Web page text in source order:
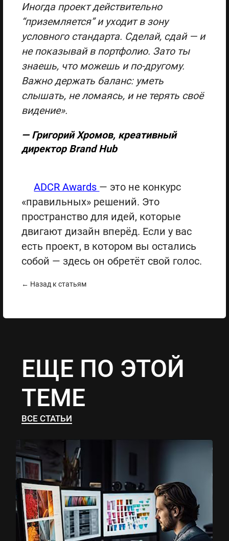
Иногда проект действительно
“приземляется” и уходит в зону
условного стандарта. Сделай, сдай — и
не показывай в портфолио. Зато ты
знаешь, что можешь и по-другому.
Важно держать баланс: уметь
слышать, не ломаясь, и не терять своё
видение».
— Григорий Хромов, креативный
директор Brand Hub
ADCR Awards — это не конкурс
«правильных» решений. Это
пространство для идей, которые
двигают дизайн вперёд. Если у вас
есть проект, в котором вы остались
собой — здесь он обретёт свой голос.
← Назад к статьям
ЕЩЕ ПО ЭТОЙ
ТЕМЕ
ВСЕ СТАТЬИ